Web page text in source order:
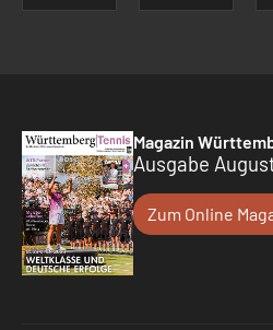
Magazin
Ausgabe
Zum Online